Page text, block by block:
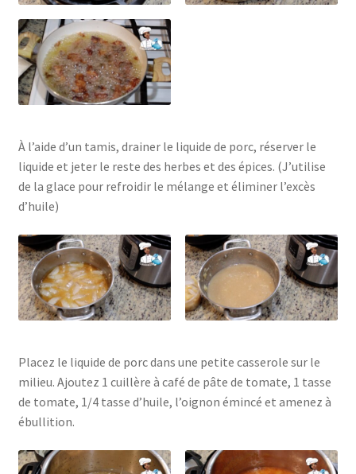
À l’aide d’un tamis, drainer le liquide de porc, réserver le
liquide et jeter le reste des herbes et des épices. (J’utilise
de la glace pour refroidir le mélange et éliminer l’excès
d’huile)
Placez le liquide de porc dans une petite casserole sur le
milieu. Ajoutez 1 cuillère à café de pâte de tomate, 1 tasse
de tomate, 1/4 tasse d’huile, l’oignon émincé et amenez à
ébullition.